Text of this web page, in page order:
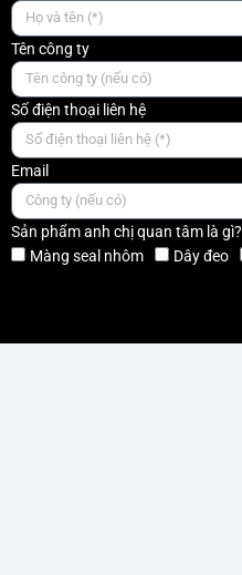
Tên công ty
Số điện thoại liên hệ
Email
Sản phẩm anh chị quan tâm là gì?
Màng seal nhôm
Dây đeo